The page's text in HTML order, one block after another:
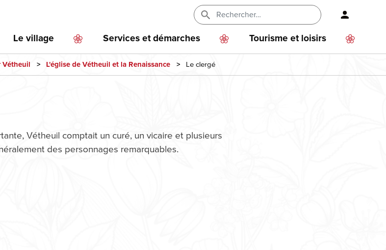
principal
En-
tête
-
Le village Services et démarches Tourisme et loisirs
Vétheuil L'église de Vétheuil et la Renaissance Le clergé
Vétheuil comptait un curé, un vicaire et plusieurs
des personnages remarquables.